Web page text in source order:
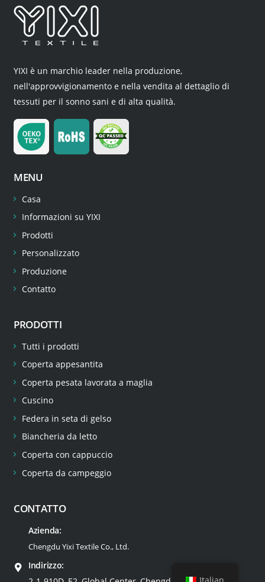
YIXI è un marchio leader nella produzione,
nell'approvvigionamento e nella vendita al dettaglio di
tessuti per il sonno sani e di alta qualità.
MENU
Casa
Informazioni su YIXI
Prodotti
Personalizzato
Produzione
Contatto
PRODOTTI
Tutti i prodotti
Coperta appesantita
Coperta pesata lavorata a maglia
Cuscino
Federa in seta di gelso
Biancheria da letto
Coperta con cappuccio
Coperta da campeggio
CONTATTO
Azienda:
Chengdu Yixi Textile Co., Ltd.
Indirizzo: